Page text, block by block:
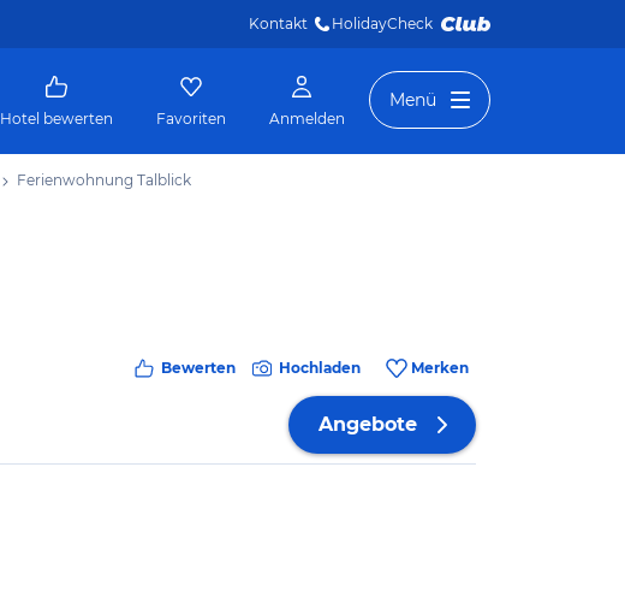
Kontakt HolidayCheck
Hotel bewerten Favoriten Anmelden
Menü
Ferienwohnung Talblick
Bewerten Hochladen Merken
Angebote